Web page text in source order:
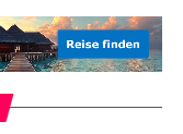
und
Impressionen